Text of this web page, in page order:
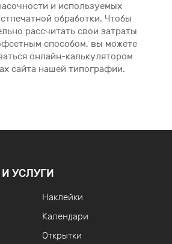
и используемых
обработки. Чтобы
рассчитать свои затраты
способом, вы можете
онлайн-калькулятором
сайта нашей типографии.
УСЛУГИ
Наклейки
Календари
Открытки